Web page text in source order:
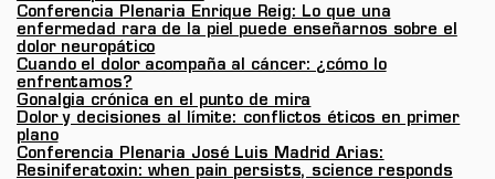
Conferencia Plenaria Enrique Reig: Lo que una
enfermedad rara de la piel puede enseñarnos sobre el
dolor neuropático
Cuando el dolor acompaña al cáncer: ¿cómo lo
enfrentamos?
Gonalgia crónica en el punto de mira
Dolor y decisiones al límite: conflictos éticos en primer
plano
Conferencia Plenaria José Luis Madrid Arias:
Resiniferatoxin: when pain persists, science responds